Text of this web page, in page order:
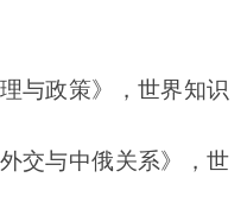
与政策》，世界知识
交与中俄关系》，世